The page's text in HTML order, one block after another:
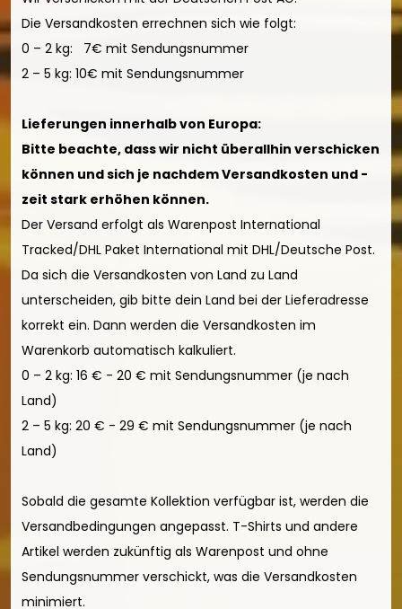
Die Versandkosten errechnen sich wie folgt:
0 – 2 kg: 7€ mit Sendungsnummer
2 – 5 kg: 10€ mit Sendungsnummer
Lieferungen innerhalb von Europa:
Bitte beachte, dass wir nicht überallhin verschicken
können und sich je nachdem Versandkosten und -
zeit stark erhöhen können.
Der Versand erfolgt als Warenpost International
Tracked/DHL Paket International mit DHL/Deutsche Post.
Da sich die Versandkosten von Land zu Land
unterscheiden, gib bitte dein Land bei der Lieferadresse
korrekt ein. Dann werden die Versandkosten im
Warenkorb automatisch kalkuliert.
0 – 2 kg: 16 € - 20 € mit Sendungsnummer (je nach
Land)
2 – 5 kg: 20 € - 29 € mit Sendungsnummer (je nach
Land)
Sobald die gesamte Kollektion verfügbar ist, werden die
Versandbedingungen angepasst. T-Shirts und andere
Artikel werden zukünftig als Warenpost und ohne
Sendungsnummer verschickt, was die Versandkosten
minimiert.